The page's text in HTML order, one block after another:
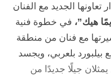
تعاونها الجديد مع الفنان
هيك”، في خطوة فنية
مع فنان من منطقة
بيلبورد بلعربي، ويجسد
جيلًا جديدًا من